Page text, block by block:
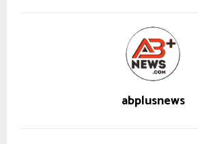
abplusnews